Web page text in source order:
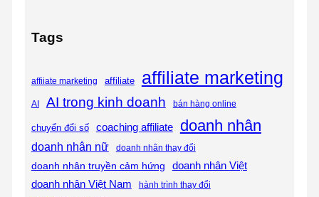
Tags
affiiate marketing affiliate affiliate marketing
AI AI trong kinh doanh bán hàng online
chuyển đổi số coaching affiliate doanh nhân
doanh nhân nữ doanh nhân thay đổi
doanh nhân truyền cảm hứng
doanh nhân Việt
doanh nhân Việt Nam
hành trình thay đổi